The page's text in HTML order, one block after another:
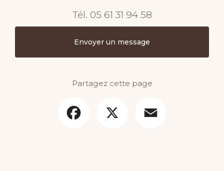
Tél. 05 61 31 94 58
Envoyer un message
Partagez cette page